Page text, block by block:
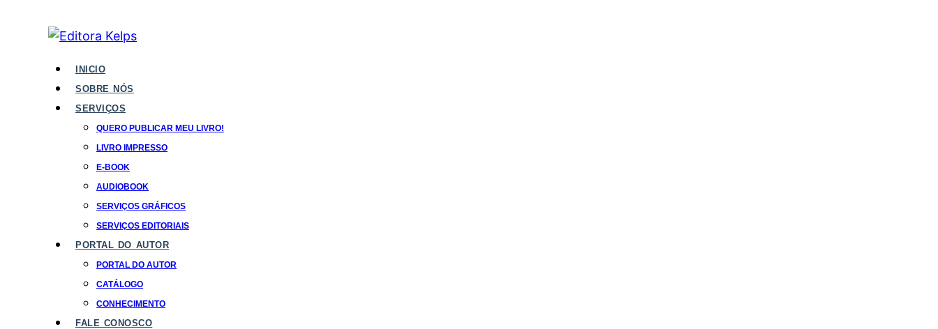
INICIO
SOBRE NÓS
SERVIÇOS
QUERO PUBLICAR MEU LIVRO!
LIVRO IMPRESSO
E-BOOK
AUDIOBOOK
SERVIÇOS GRÁFICOS
SERVIÇOS EDITORIAIS
PORTAL DO AUTOR
PORTAL DO AUTOR
CATÁLOGO
CONHECIMENTO
FALE CONOSCO